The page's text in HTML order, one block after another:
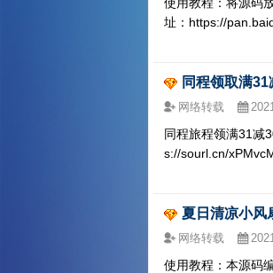
址：https://
同程领取满
网络转载
同程旅程领满31减
s://sourl.cn/
夏日清凉小风
网络转载
使用教程：本源码